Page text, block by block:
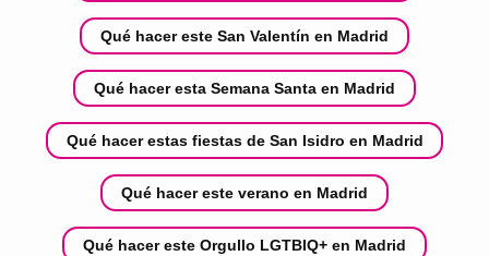
Qué hacer este San Valentín en Madrid
Qué hacer esta Semana Santa en Madrid
Qué hacer estas fiestas de San Isidro en Madrid
Qué hacer este verano en Madrid
Qué hacer este Orgullo LGTBIQ+ en Madrid